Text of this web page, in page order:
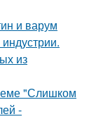
и варум
из
"Слишком
-